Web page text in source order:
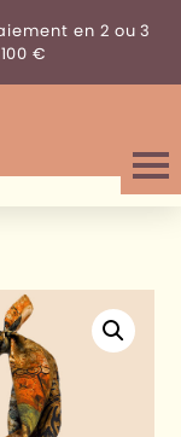
en 2 ou 3
€